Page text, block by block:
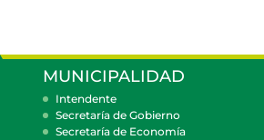
MUNICIPALIDAD
Intendente
Secretaría de Gobierno
Secretaría de Economía